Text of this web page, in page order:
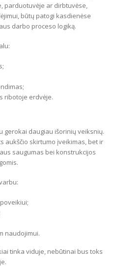
parduotuvėje ar dirbtuvėse,
būtų patogi kasdienėse
darbo proceso logiką.
ribotoje erdvėje.
gerokai daugiau išorinių veiksnių.
aukščio skirtumo įveikimas, bet ir
saugumas bei konstrukcijos
naudojimui.
tinka viduje, nebūtinai bus toks